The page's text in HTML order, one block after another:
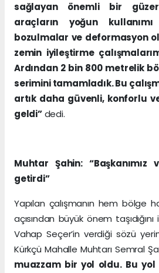
sağlayan önemli bir
araçların yoğun
bozulmalar ve deformasyon
zemin iyileştirme
Ardından 2 bin 800 metrelik
serimini tamamladık. Bu
artık daha güvenli, konforlu
geldi”dedi.
Muhtar Şahin: “Başkanımız
getirdi”
Yapılan çalışmanın hem bölge
açısından büyük önem
Vahap Seçer’in verdiği sözü
Kürkçü Mahalle Muhtarı Semral
muazzam bir yol oldu. Bu